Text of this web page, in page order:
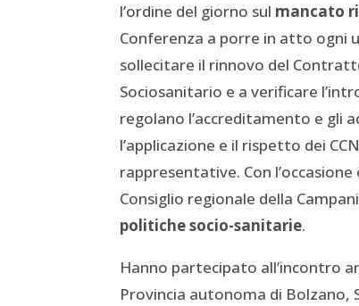
l’ordine del giorno sul mancato
Conferenza a porre in atto ogni
sollecitare il rinnovo del
Sociosanitario e a verificare
regolano l’accreditamento e gli
l’applicazione e il rispetto dei
rappresentative. Con
Consiglio regionale della
politiche socio-sanitarie.
Hanno partecipato all’incontro
Provincia autonoma di Bolzano,